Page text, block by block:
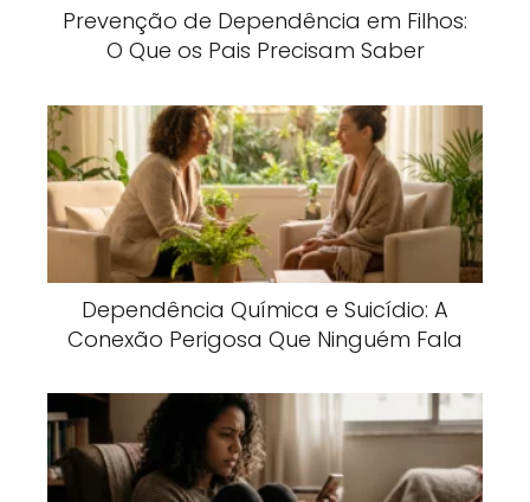
Prevenção de Dependência em Filhos:
O Que os Pais Precisam Saber
Dependência Química e Suicídio: A
Conexão Perigosa Que Ninguém Fala